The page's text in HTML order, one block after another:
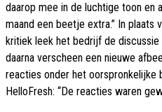
daarop mee in de luchtige toon en
maand een beetje extra.” In plaats
kritiek leek het bedrijf de
daarna verscheen een nieuwe
reacties onder het oorspronkelijke
HelloFresh: “De reacties waren